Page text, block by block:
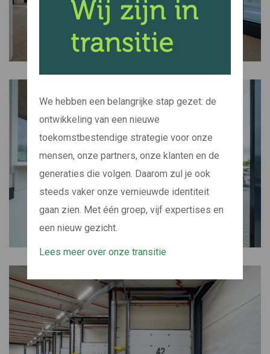
We hebben een belangrijke stap gezet: de
ontwikkeling van een nieuwe
toekomstbestendige strategie voor onze
mensen, onze partners, onze klanten en de
generaties die volgen. Daarom zul je ook
steeds vaker onze vernieuwde identiteit
gaan zien. Met één groep, vijf expertises en
een nieuw gezicht.
Lees meer over onze transitie